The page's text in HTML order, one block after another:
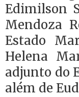
Edimilson
Mendoza
Estado
Helena
adjunto do
além de